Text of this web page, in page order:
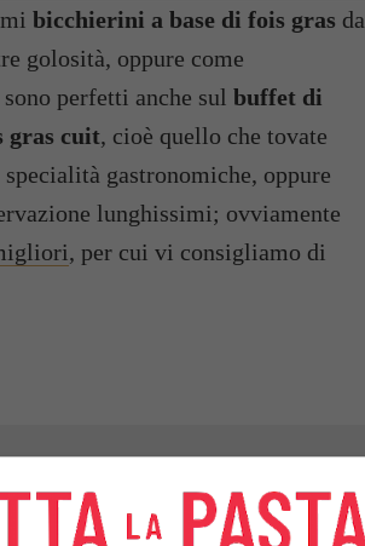
bicchierini a base di fois gras da
golosità, oppure come
sono perfetti anche sul buffet di
gras cuit, cioè quello che tovate
gastronomiche, oppure
lunghissimi; ovviamente
, per cui vi consigliamo di
DI
2 PISTACCHI E
UNA NOCCIOLA
TRITURATE